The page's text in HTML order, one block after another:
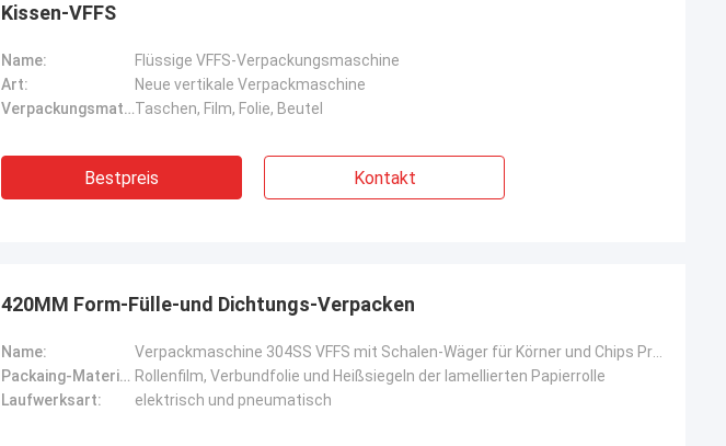
Kissen-VFFS
Name:
Flüssige VFFS-Verpackungsmaschine
Art:
Neue vertikale Verpackmaschine
Verpackungsmaterial:Taschen, Film, Folie, Beutel
Bestpreis Kontakt
420MM Form-Fülle-und Dichtungs-Verpacken
Name:
Packaing-Material: Rollenfilm, Verbundfolie und Heißsiegeln der lamellierten Papierrolle
Laufwerksart:
elektrisch und pneumatisch